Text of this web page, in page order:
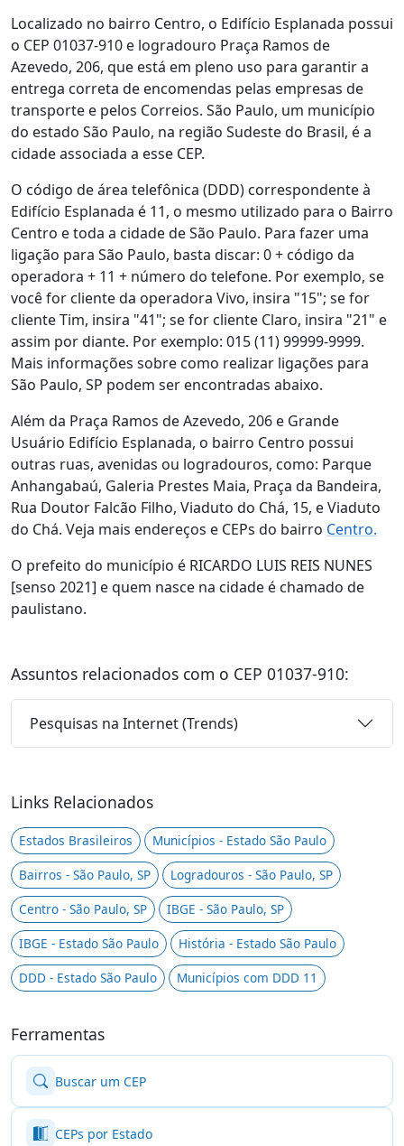
Localizado no bairro Centro, o Edifício Esplanada possui
o CEP 01037-910 e logradouro Praça Ramos de
Azevedo, 206, que está em pleno uso para garantir a
entrega correta de encomendas pelas empresas de
transporte e pelos Correios. São Paulo, um município
do estado São Paulo, na região Sudeste do Brasil, é a
cidade associada a esse CEP.
O código de área telefônica (DDD) correspondente à
Edifício Esplanada é 11, o mesmo utilizado para o Bairro
Centro e toda a cidade de São Paulo. Para fazer uma
ligação para São Paulo, basta discar: 0 + código da
operadora + 11 + número do telefone. Por exemplo, se
você for cliente da operadora Vivo, insira "15"; se for
cliente Tim, insira "41"; se for cliente Claro, insira "21" e
assim por diante. Por exemplo: 015 (11) 99999-9999.
Mais informações sobre como realizar ligações para
São Paulo, SP podem ser encontradas abaixo.
Além da Praça Ramos de Azevedo, 206 e Grande
Usuário Edifício Esplanada, o bairro Centro possui
outras ruas, avenidas ou logradouros, como: Parque
Anhangabaú, Galeria Prestes Maia, Praça da Bandeira,
Rua Doutor Falcão Filho, Viaduto do Chá, 15, e Viaduto
do Chá. Veja mais endereços e CEPs do bairro Centro.
O prefeito do município é RICARDO LUIS REIS NUNES
[senso 2021] e quem nasce na cidade é chamado de
paulistano.
Assuntos relacionados com o CEP 01037-910:
Pesquisas na Internet (Trends)
Links Relacionados
Estados Brasileiros
Municípios - Estado São Paulo
Bairros - São Paulo, SP
Logradouros - São Paulo, SP
Centro - São Paulo, SP
IBGE - São Paulo, SP
IBGE - Estado São Paulo
História - Estado São Paulo
DDD - Estado São Paulo
Municípios com DDD 11
Ferramentas
Buscar um CEP
CEPs por Estado